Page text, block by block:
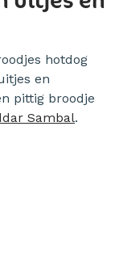
hotdog
en
pittig broodje
Sambal.